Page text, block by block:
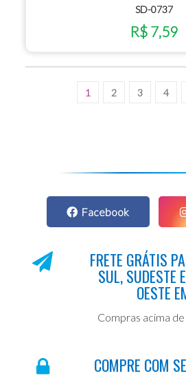
SD-0737
R$ 7,59
1 2 3 4
Facebook
FRETE GRÁTIS
SUL, SUDESTE
OESTE
Compras acima
COMPRE COM